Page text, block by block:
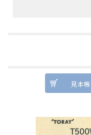
見本